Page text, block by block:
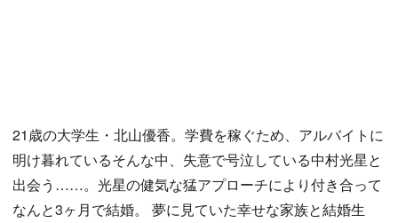
21歳の大学生・北山優香。学費を稼ぐため、アルバイトに
明け暮れているそんな中、失意で号泣している中村光星と
出会う……。光星の健気な猛アプローチにより付き合って
なんと3ヶ月で結婚。 夢に見ていた幸せな家族と結婚生